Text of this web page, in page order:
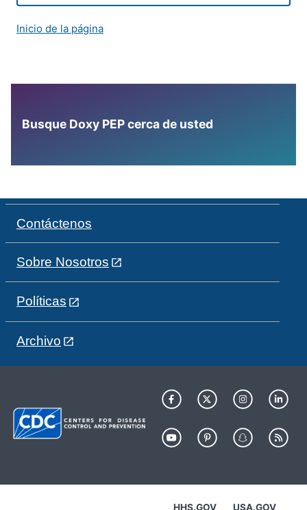
Inicio de la página
Busque Doxy PEP cerca de usted
Contáctenos
Sobre Nosotros
Políticas
Archivo
HHS.GOV USA.GOV